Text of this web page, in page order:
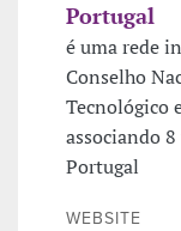
Portugal
é uma rede
Conselho
Tecnológico
associando
Portugal
WEBSITE